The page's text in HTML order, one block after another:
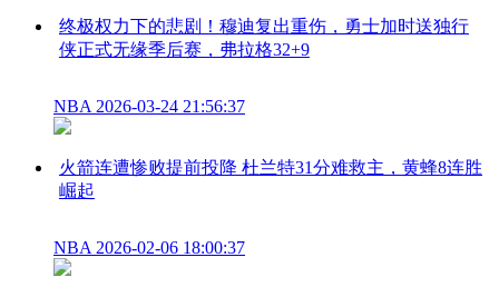
终极权力下的悲剧！穆迪复出重伤，勇士加时送独行
侠正式无缘季后赛，弗拉格32+9
NBA 2026-03-24 21:56:37
火箭连遭惨败提前投降 杜兰特31分难救主，黄蜂8连胜
崛起
NBA 2026-02-06 18:00:37